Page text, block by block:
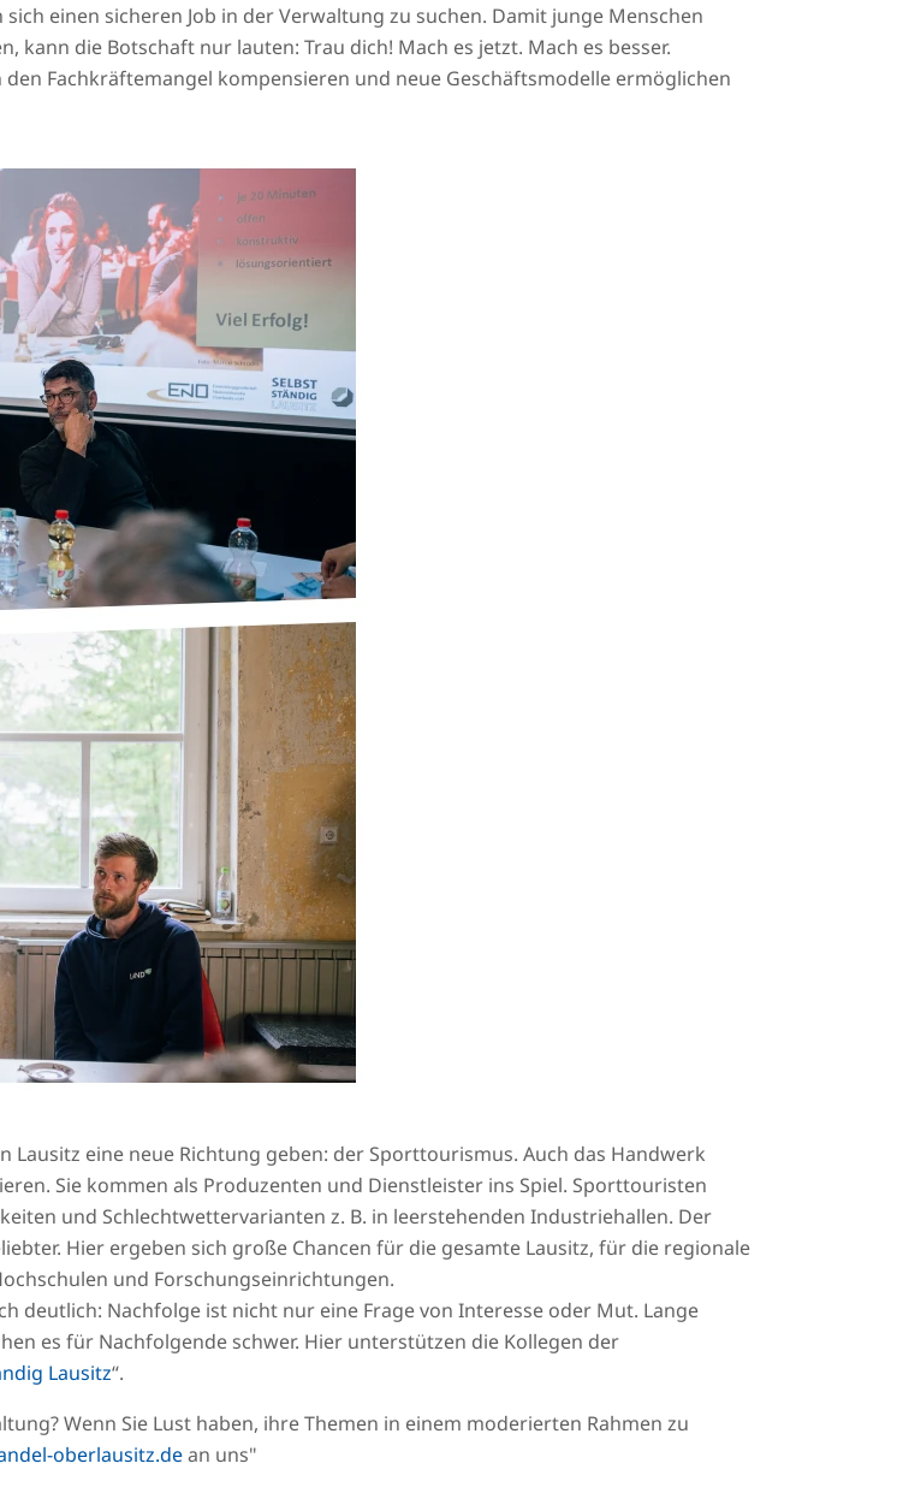
einen sicheren Job in der Verwaltung zu suchen. Damit junge Menschen
die Botschaft nur lauten: Trau dich! Mach es jetzt. Mach es besser.
Fachkräftemangel kompensieren und neue Geschäftsmodelle ermöglichen
eine neue Richtung geben: der Sporttourismus. Auch das Handwerk
Sie kommen als Produzenten und Dienstleister ins Spiel. Sporttouristen
und Schlechtwettervarianten z. B. in leerstehenden Industriehallen. Der
Hier ergeben sich große Chancen für die gesamte Lausitz, für die regionale
und Forschungseinrichtungen.
deutlich: Nachfolge ist nicht nur eine Frage von Interesse oder Mut. Lange
es für Nachfolgende schwer. Hier unterstützen die Kollegen der
Lausitz“.
Wenn Sie Lust haben, ihre Themen in einem moderierten Rahmen zu
oberlausitz.dean uns"